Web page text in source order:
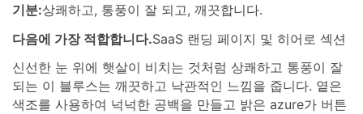
기분:상쾌하고, 통풍이 잘 되고, 깨끗합니다.
다음에 가장 적합합니다.SaaS 랜딩 페이지 및 히어로 섹션
신선한 눈 위에 햇살이 비치는 것처럼 상쾌하고 통풍이 잘
되는 이 블루스는 깨끗하고 낙관적인 느낌을 줍니다. 옅은
색조를 사용하여 넉넉한 공백을 만들고 밝은 azure가 버튼